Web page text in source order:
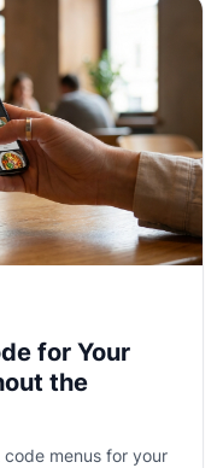
for Your
the
menus for your